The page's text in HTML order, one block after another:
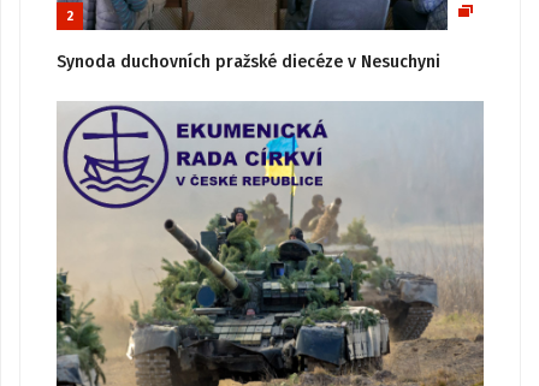
2
Synoda duchovních pražské diecéze v Nesuchyni